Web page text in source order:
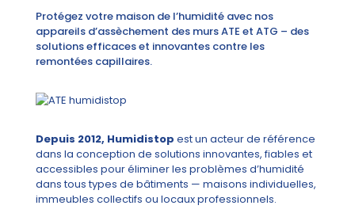
Protégez votre maison de l’humidité avec nos
appareils d’assèchement des murs ATE et ATG – des
solutions efficaces et innovantes contre les
remontées capillaires.
Depuis 2012, Humidistop est un acteur de référence
dans la conception de solutions innovantes, fiables et
accessibles pour éliminer les problèmes d’humidité
dans tous types de bâtiments — maisons individuelles,
immeubles collectifs ou locaux professionnels.